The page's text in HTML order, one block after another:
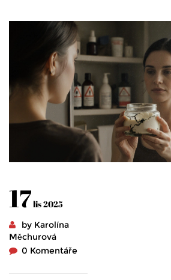
17lis 2025
by Karolína
Měchurová
0 Komentáře